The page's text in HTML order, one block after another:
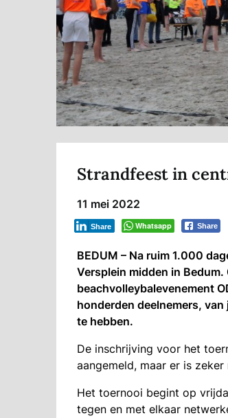
Strandfeest in
11 mei 2022
Whatsapp Share
Share
BEDUM – Na ruim 1.000
Versplein midden in
beachvolleybalevenement
honderden deelnemers,
te hebben.
De inschrijving voor het
aangemeld, maar er is
Het toernooi begint op
tegen en met elkaar